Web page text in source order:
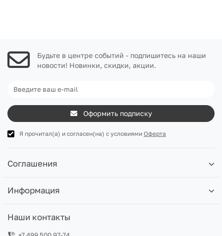
Будьте в центре событий - подпишитесь на наши
новости! Новинки, скидки, акции.
Оформить подписку
Я прочитал(а) и согласен(на) с условиями Оферта
Соглашения
Информация
Наши контакты